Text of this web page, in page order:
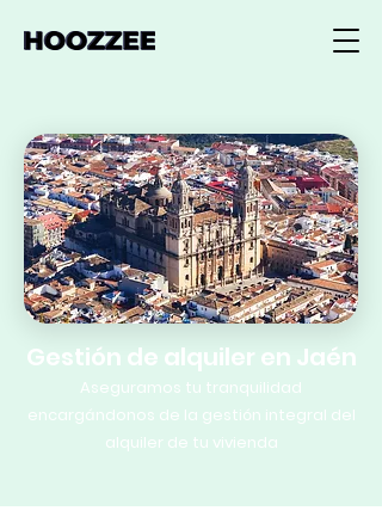
Gestión de alquiler en Jaén
Aseguramos tu tranquilidad
encargándonos de la gestión integral del
alquiler de tu vivienda